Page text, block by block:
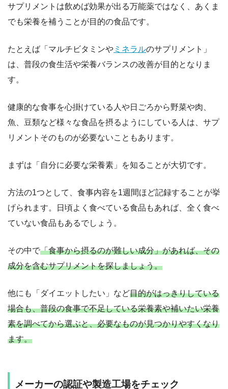
サプリメントは飲めば効果が出る万能薬ではなく、あくま
でも栄養を補うことが目的の食品です。
たとえば「マルチビタミンや ミネラルのサプリメント」
は、普段の食生活や栄養バランスの改善が目的となりま
す。
健康的な食事を心掛けている人や日ごろから野菜や肉、
魚、豆類など様々な食品を摂るようにしている人は、サプ
リメントそのものが必要ないこともあります。
まずは「自分に必要な栄養素」を知ることが大切です。
方法の1つとして、食事内容を1週間ほど記録することが挙
げられます。日頃よく食べている食品もあれば、全く食べ
ていない食品もあるでしょう。
その中で「食事から摂るのが難しい成分」があれば、その
成分を含むサプリメントを探しましょう。
他にも「ダイエットしたい」など目的がはっきりしている
場合も、普段の食事で不足している栄養素や補いたい栄養
素を調べてから選ぶと、必要なものが見つかりやすくなり
ます。
メーカーの認証や製造工場をチェック